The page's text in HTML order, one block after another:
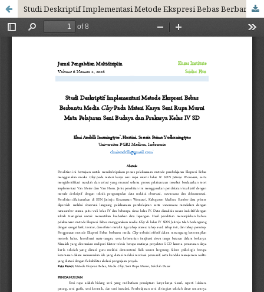
Studi Deskriptif Implementasi Metode Ekspresi Bebas Berbantu Media Clay Pada Materi Karya Seni Rupa Murni Mata Pelajaran Seni Budaya dan Prakarya Kelas IV SD